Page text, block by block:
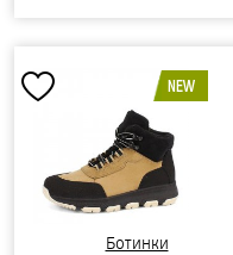
NEW
Ботинки